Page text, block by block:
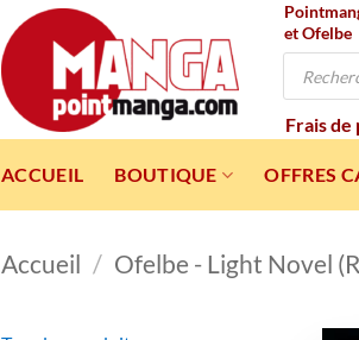
et Ofelbe
Recherche
Frais de
ACCUEIL BOUTIQUE OFFRES
Accueil / Ofelbe - Light Novel